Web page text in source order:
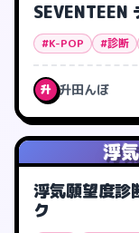
SEVENTEEN
#K-POP #診断
升 升田んぼ
浮
浮気願望度診
ク